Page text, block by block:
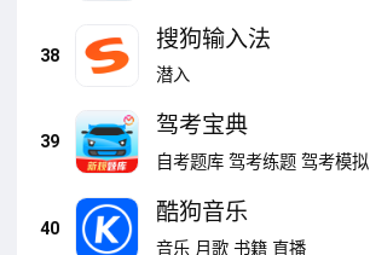
38
搜狗输入法
潜入
39
驾考宝典
自考题库 驾考练题 驾考模拟
40
酷狗音乐
音乐 月歌 书籍 直播